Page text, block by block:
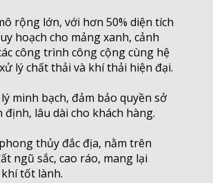
rộng lớn, với hơn 50% diện tích
hoạch cho mảng xanh, cảnh
công trình công cộng cùng hệ
lý chất thải và khí thải hiện đại.
minh bạch, đảm bảo quyền sở
định, lâu dài cho khách hàng.
thủy đắc địa, nằm trên
ngũ sắc, cao ráo, mang lại
tốt lành.